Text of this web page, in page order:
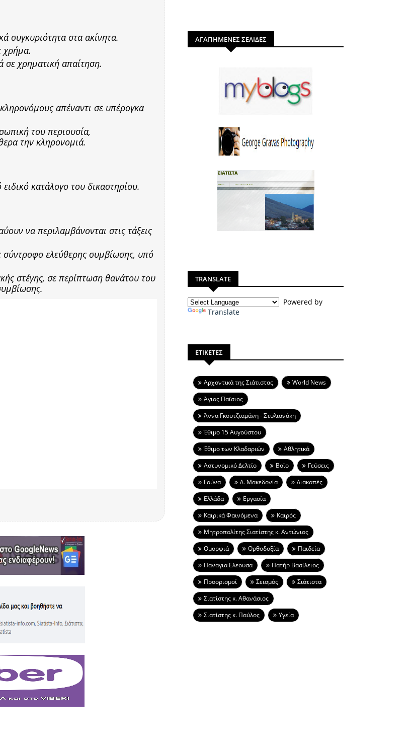
συγκυριότητα στα ακίνητα.
χρήμα.
σε χρηματική απαίτηση.
απέναντι σε υπέρογκα
του περιουσία,
την κληρονομιά.
κατάλογο του δικαστηρίου.
να περιλαμβάνονται στις τάξεις
σύντροφο ελεύθερης συμβίωσης, υπό
στέγης, σε περίπτωση θανάτου του
ΑΓΑΠΗΜΕΝΕΣ ΣΕΛΙΔΕΣ
TRANSLATE
Powered by
Translate
ΕΤΙΚΕΤΕΣ
Aρχοντικά της Σιάτιστας
World News
Άγιος Παϊσιος
Άννα Γκουτζιαμάνη - Στυλιανάκη
Έθιμο 15 Αυγούστου
Έθιμο των Κλαδαριών
Αθλητικά
Αστυνομικό Δελτίο
Βοϊο
Γεύσεις
Γούνα
Δ. Μακεδονία
Διακοπές
Ελλάδα
Εργασία
Καιρικά Φαινόμενα
Καιρός
Μητροπολίτης Σιατίστης κ. Αντώνιος
Ομορφιά
Ορθοδοξία
Παιδεία
Παναγια Ελεουσα
Πατήρ Βασίλειος
Προορισμοί
Σεισμός
Σιάτιστα
Σιατίστης κ. Αθανάσιος
Σιατίστης κ. Παύλος
Υγεία